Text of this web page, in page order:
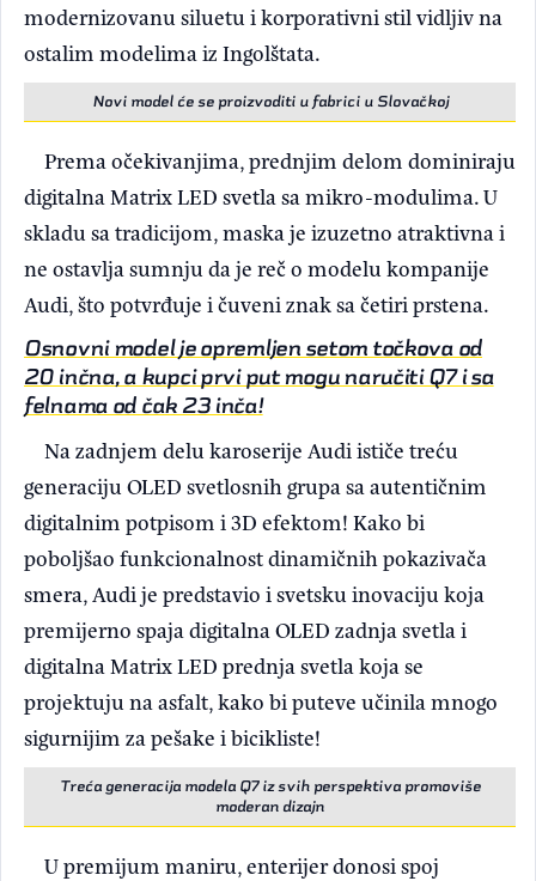
modernizovanu siluetu i korporativni stil vidljiv na
ostalim modelima iz Ingolštata.
Novi model će se proizvoditi u fabrici u Slovačkoj
Prema očekivanjima, prednjim delom dominiraju
digitalna Matrix LED svetla sa mikro-modulima. U
skladu sa tradicijom, maska je izuzetno atraktivna i
ne ostavlja sumnju da je reč o modelu kompanije
Audi, što potvrđuje i čuveni znak sa četiri prstena.
Osnovni model je opremljen setom točkova od
20 inčna, a kupci prvi put mogu naručiti Q7 i sa
felnama od čak 23 inča!
Na zadnjem delu karoserije Audi ističe treću
generaciju OLED svetlosnih grupa sa autentičnim
digitalnim potpisom i 3D efektom! Kako bi
poboljšao funkcionalnost dinamičnih pokazivača
smera, Audi je predstavio i svetsku inovaciju koja
premijerno spaja digitalna OLED zadnja svetla i
digitalna Matrix LED prednja svetla koja se
projektuju na asfalt, kako bi puteve učinila mnogo
sigurnijim za pešake i bicikliste!
Treća generacija modela Q7 iz svih perspektiva promoviše
moderan dizajn
U premijum maniru, enterijer donosi spoj